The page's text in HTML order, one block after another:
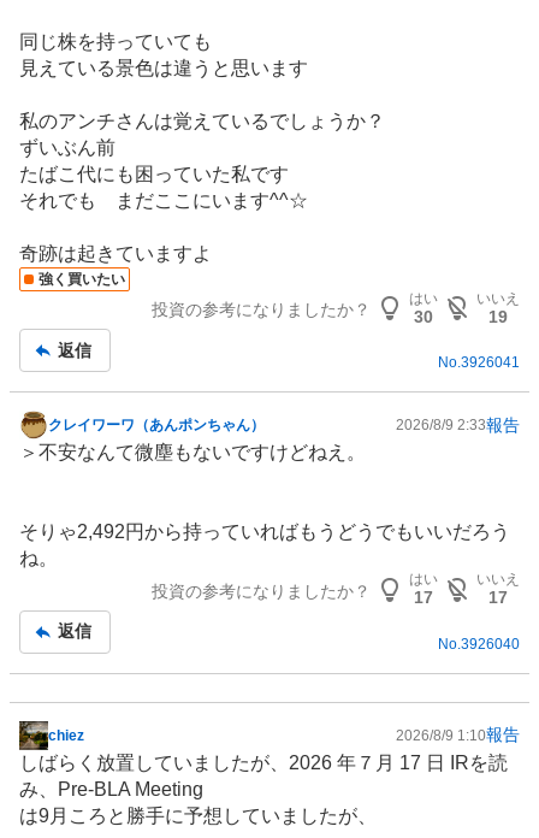
同じ株を持っていても
見えている景色は違うと思います
私のアンチさんは覚えているでしょうか？
ずいぶん前
たばこ 代にも困っていた私です
それでも まだここにいます^^☆
奇跡は起きていますよ
強く買いたい
投資の参考になりましたか？
はい
30
いいえ
19
返信
No.3926041
掲
示
事
クレイワーワ（あんポンちゃん） 2026/8/9 2:33報告
＞不安なんて微塵もないですけどねえ。
そりゃ2,492円から持っていればもうどうでもいいだろう
ね。
投資の参考になりましたか？
はい
17
いいえ
17
返信
No. 3926040
掲
示
板
記
chiez 2026/8/9 1:10報告
しばらく放置していましたが、2026 年７月 17 日 IRを読
み、Pre-BLA Meeting
は9月ころと勝手に予想していましたが、